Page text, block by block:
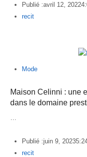
Publié :avril 12, 2022
Author
recit
Mode
Maison Celinni : une
dans le domaine
Publié :juin 9, 2023
Author
recit